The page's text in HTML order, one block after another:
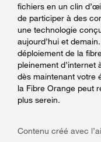
fichiers en un clin
de participer à des
une technologie
aujourd’hui et
déploiement de la
pleinement d’internet
dès maintenant votre
la Fibre Orange peut
plus serein.
Contenu créé avec